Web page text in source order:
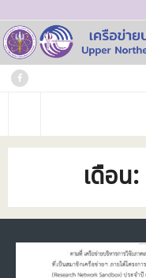
Skip
to
content
หน้าแรก
เกี่ยวกับเรา
- คณะทำงาน
ภาพกิจกรรม
เดือน: